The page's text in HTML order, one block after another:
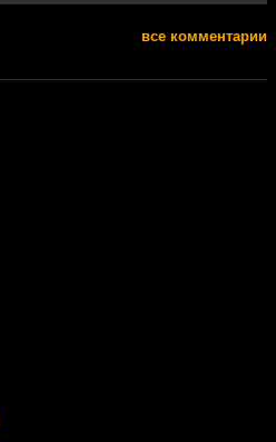
все комментарии